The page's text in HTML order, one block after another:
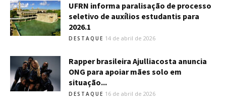
UFRN informa paralisação de processo
seletivo de auxílios estudantis para
2026.1
DESTAQUE 14 de abril de 2026
Rapper brasileira Ajulliacosta anuncia
ONG para apoiar mães solo em
situação...
DESTAQUE 16 de abril de 2026